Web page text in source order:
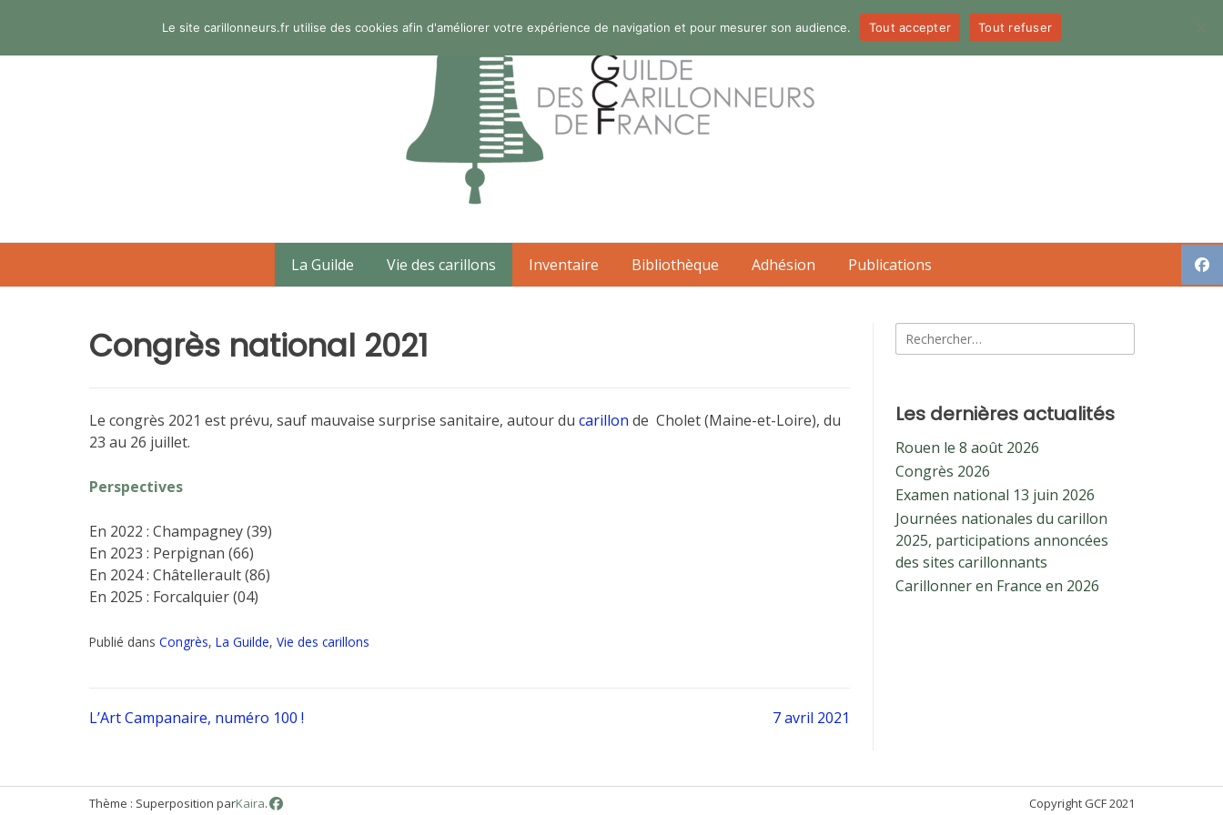
contenu
La Guilde Vie des carillons Inventaire Bibliothèque Adhésion Publications
Congrès national 2021
Le congrès 2021 est prévu, sauf mauvaise surprise sanitaire, autour du carillon de Cholet (Maine-et-Loire), du
23 au 26 juillet.
Perspectives
En 2022 : Champagney (39)
En 2023 : Perpignan (66)
En 2024 : Châtellerault (86)
En 2025 : Forcalquier (04)
Publié dans Congrès, La Guilde, Vie des carillons
Navigation
L’Art Campanaire, numéro 100 ! 7 avril 2021
Rechercher :
Les dernières actualités
Rouen le 8 août 2026
Congrès 2026
Examen national 13 juin 2026
Journées nationales du carillon
2025, participations annoncées
des sites carillonnants
Carillonner en France en 2026
Thème : Superposition parKaira. Copyright GCF 2021
Le site carillonneurs.fr utilise des cookies afin d'améliorer votre expérience de navigation et pour mesurer son audience. Tout accepter Tout refuser